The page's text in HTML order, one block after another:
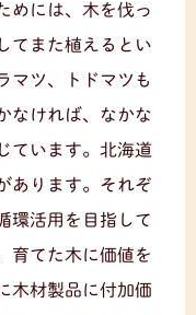
めには、木を伐っ
てまた植えるとい
マツ、トドマツも
なければ、なかな
ています。北海道
あります。それぞ
環活用を目指して
育てた木に価値を
木材製品に付加価